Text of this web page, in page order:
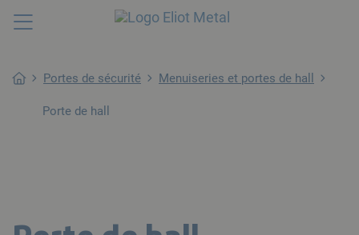
Toggle
Portes de sécurité Menuiseries et portes de hall
Porte de hall